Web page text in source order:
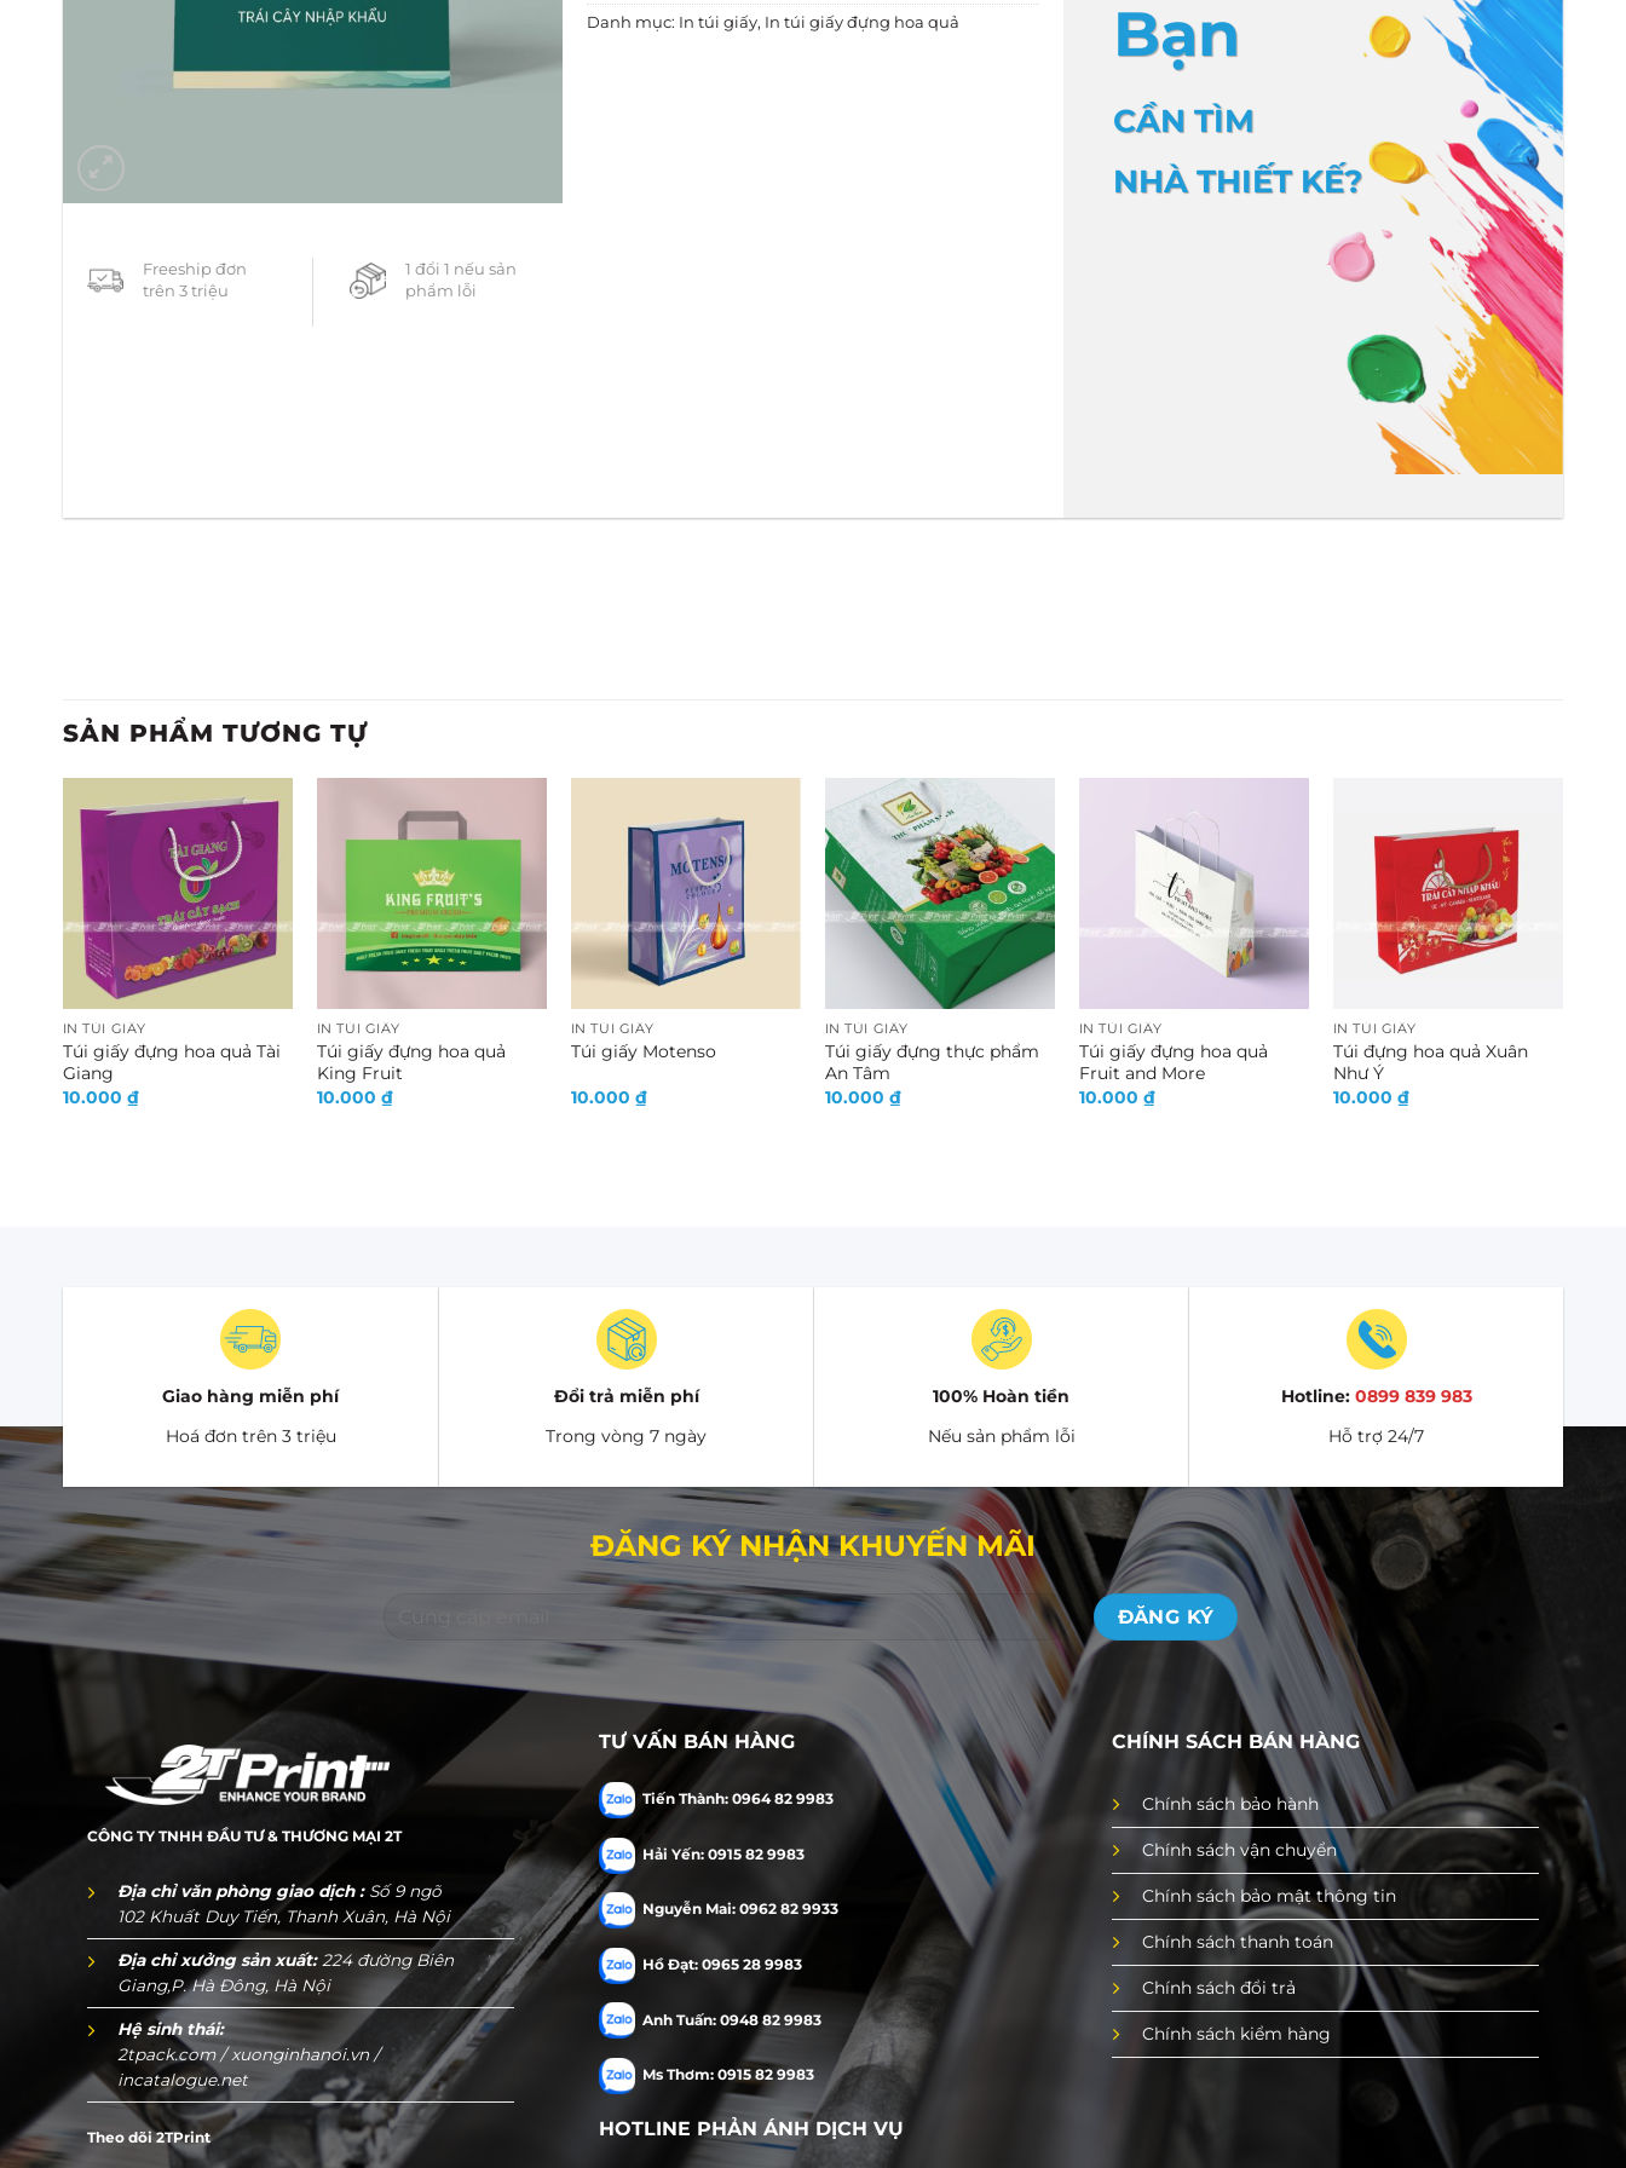
Freeship đơn
trên 3 triệu
1 đổi 1 nếu sản
phẩm lỗi
Danh mục: In túi giấy, In túi giấy đựng hoa quả Bạn
CẦN TÌM
NHÀ THIẾT KẾ?
SẢN PHẨM TƯƠNG TỰ
IN TÚI GIẤY
Túi giấy đựng hoa quả Tài
Giang
10.000 ₫
IN TÚI GIẤY
Túi giấy đựng hoa quả
King Fruit
10.000 ₫
IN TÚI GIẤY
Túi giấy Motenso
10.000 ₫
IN TÚI GIẤY
Túi giấy đựng thực phẩm
An Tâm
10.000 ₫
IN TÚI GIẤY
Túi giấy đựng hoa quả
Fruit and More
10.000 ₫
IN TÚI GIẤY
Túi đựng hoa quả Xuân
Như Ý
10.000 ₫
Giao hàng miễn phí
Hoá đơn trên 3 triệu
Đổi trả miễn phí
Trong vòng 7 ngày
100% Hoàn tiền
Nếu sản phẩm lỗi
Hotline: 0899 839 983
Hỗ trợ 24/7
ĐĂNG KÝ NHẬN KHUYẾN MÃI
CÔNG TY TNHH ĐẦU TƯ & THƯƠNG MẠI 2T
Địa chỉ văn phòng giao dịch :Số 9 ngõ
102 Khuất Duy Tiến, Thanh Xuân, Hà Nội
Địa chỉ xưởng sản xuất:224 đường Biên
Giang,P. Hà Đông, Hà Nội
Hệ sinh thái:
2tpack.com /xuonginhanoi.vn /
incatalogue.net
Theo dõi 2TPrint
TƯ VẤN BÁN HÀNG
Tiến Thành: 0964 82 9983
Hải Yến: 0915 82 9983
Nguyễn Mai: 0962 82 9933
Hồ Đạt: 0965 28 9983
Anh Tuấn: 0948 82 9983
Ms Thơm: 0915 82 9983
HOTLINE PHẢN ÁNH DỊCH VỤ
CHÍNH SÁCH BÁN HÀNG
Chính sách bảo hành
Chính sách vận chuyển
Chính sách bảo mật thông tin
Chính sách thanh toán
Chính sách đổi trả
Chính sách kiểm hàng